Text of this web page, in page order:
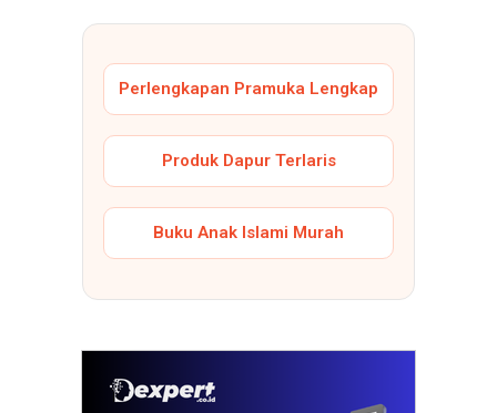
Perlengkapan Pramuka Lengkap
Produk Dapur Terlaris
Buku Anak Islami Murah